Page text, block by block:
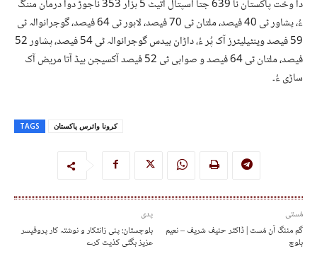
دا وخت پاکستان نا 639 جتا اسپتال آتیٹ 5 ہزار 353 ناجوڑ دوا درمان مننگ
ءُ، پشاور ٹی 40 فیصد، ملتان ٹی 70 فیصد، لاہور ٹی 64 فیصد، گوجرانوالہ ٹی
59 فیصد وینٹیلیٹرز آک پُر ءُ، داڑان بیدس گوجرانوالہ ٹی 54 فیصد، پشاور 52
فیصد، ملتان ٹی 64 فیصد و صوابی ٹی 52 فیصد آکسیجن بیڈ آتا مریض آک
ساڑی ءُ۔
TAGS کرونا وائرس پاکستان
پدی
بلوچستان: پنی زانتکار و نوشتہ کار پروفیسر
عزیز بگٹی کذیت کرے
مُستی
گم مننگ آن مُست | ڈاکٹر حنیف شریف – نعیم
بلوچ